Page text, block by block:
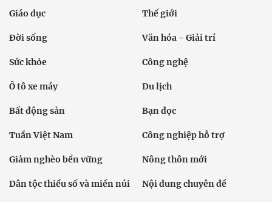
Giáo dục Thế giới
Đời sống Văn hóa - Giải trí
Sức khỏe Công nghệ
Ô tô xe máy Du lịch
Bất động sản Bạn đọc
Tuần Việt Nam Công nghiệp hỗ trợ
Giảm nghèo bền vững Nông thôn mới
Dân tộc thiểu số và miền núi Nội dung chuyên đề